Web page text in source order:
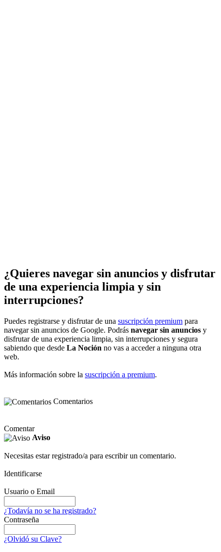
¿Quieres navegar sin anuncios y disfrutar
de una experiencia limpia y sin
interrupciones?
Puedes registrarse y disfrutar de una suscripción premium para
navegar sin anuncios de Google. Podrás navegar sin anuncios y
disfrutar de una experiencia limpia, sin interrupciones y segura
sabiendo que desde La Noción no vas a acceder a ninguna otra
web.
Más información sobre la suscripción a premium.
Comentarios
Comentar
Aviso
Necesitas estar registrado/a para escribir un comentario.
Identificarse
Usuario o Email
¿Todavía no se ha registrado?
Contraseña
¿Olvidó su Clave?